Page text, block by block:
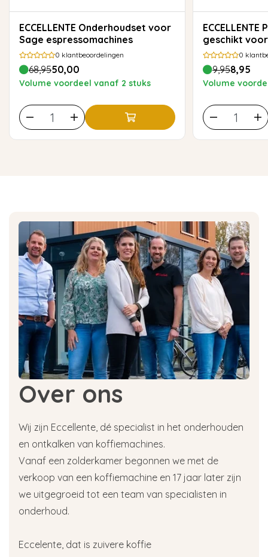
ECCELLENTE Onderhoudset voor
Sage espressomachines
0 klantbeoordelingen
68,9550,00
Volume voordeel vanaf 2 stuks
ECCELLENTE Pistonring 54 mm
geschikt
0
9,958,95
Volume
Over ons
Wij zijn Eccellente, dé specialist in het onderhouden
en ontkalken van koffiemachines.
Vanaf een zolderkamer begonnen we met de
verkoop van een koffiemachine en 17 jaar later zijn
we uitgegroeid tot een team van specialisten in
onderhoud.
Eccelente, dat is zuivere koffie